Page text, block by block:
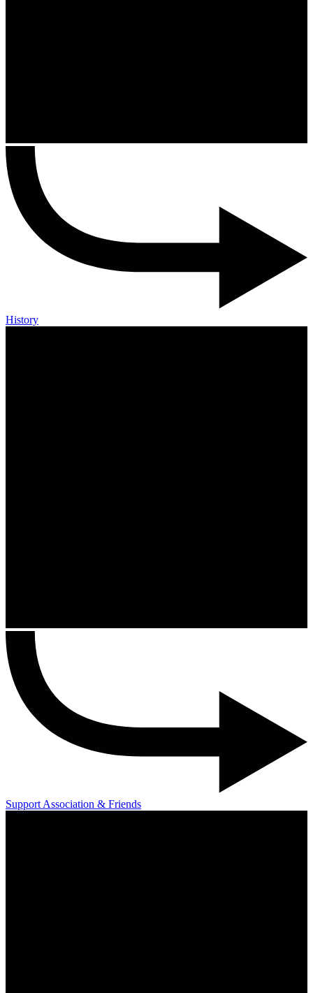
History
Support Association & Friends